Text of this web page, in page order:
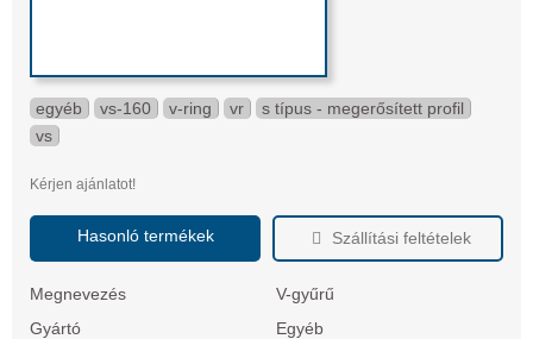
egyéb vs-160 v-ring vr
s típus - megerősített profil
vs
Kérjen ajánlatot!
Hasonló termékek Szállítási feltételek
Megnevezés
V-gyűrű
Gyártó
Egyéb